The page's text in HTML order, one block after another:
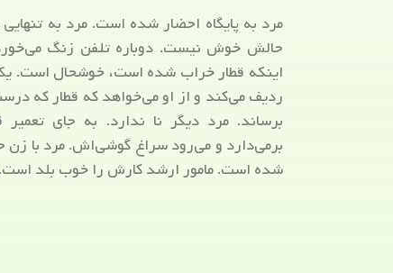
مرد به پایگاه احضار شده است. مرد به
حالش خوش نیست. دوباره تلفن زنگ
اینکه قطار خراب شده است، خوشحال است.
ردیف می‌کند و از او می‌خواهد که قطار که
برساند. مرد دیگر نا ندارد. به جای
برمی‌دارد و می‌رود سراغ گوشی‌اش. مرد با
شده است. مامور ارشد کارش را خوب بلد است.